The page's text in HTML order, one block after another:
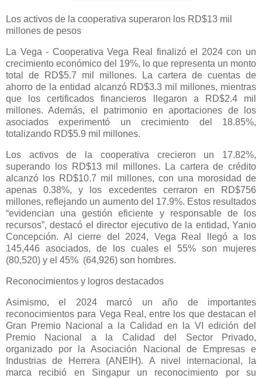
Los activos de la cooperativa superaron los RD$13 mil
millones de pesos
La Vega - Cooperativa Vega Real finalizó el 2024 con un
crecimiento económico del 19%, lo que representa un monto
total de RD$5.7 mil millones. La cartera de cuentas de
ahorro de la entidad alcanzó RD$3.3 mil millones, mientras
que los certificados financieros llegaron a RD$2.4 mil
millones. Además, el patrimonio en aportaciones de los
asociados experimentó un crecimiento del 18.85%,
totalizando RD$5.9 mil millones.
Los activos de la cooperativa crecieron un 17.82%,
superando los RD$13 mil millones. La cartera de crédito
alcanzó los RD$10.7 mil millones, con una morosidad de
apenas 0.38%, y los excedentes cerraron en RD$756
millones, reflejando un aumento del 17.9%. Estos resultados
“evidencian una gestión eficiente y responsable de los
recursos”, destacó el director ejecutivo de la entidad, Yanio
Concepción. Al cierre del 2024, Vega Real llegó a los
145,446 asociados, de los cuales el 55% son mujeres
(80,520) y el 45% (64,926) son hombres.
Reconocimientos y logros destacados
Asimismo, el 2024 marcó un año de importantes
reconocimientos para Vega Real, entre los que destacan el
Gran Premio Nacional a la Calidad en la VI edición del
Premio Nacional a la Calidad del Sector Privado,
organizado por la Asociación Nacional de Empresas e
Industrias de Herrera (ANEIH). A nivel internacional, la
marca recibió en Singapur un reconocimiento por su